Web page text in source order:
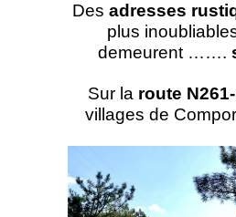
Des adresses
plus
demeurent …….
Sur la route
villages de